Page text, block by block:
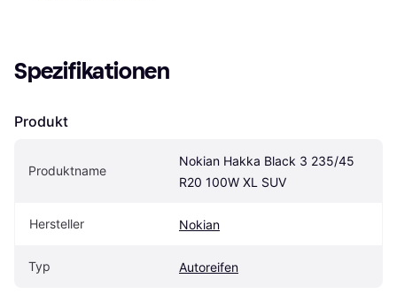
Spezifikationen
Produkt
Produktname
Nokian Hakka Black 3 235/45
R20 100W XL SUV
Hersteller Nokian
Typ Autoreifen